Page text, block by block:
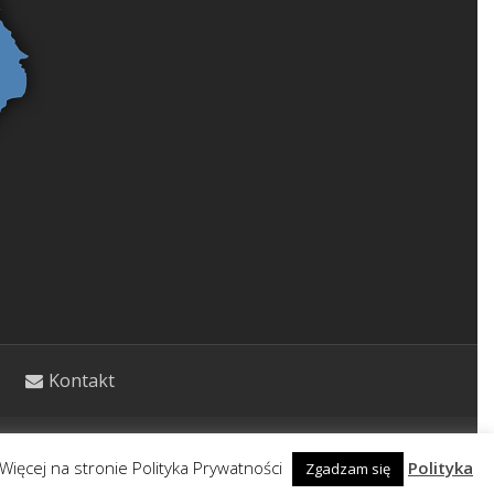
Kontakt
Wpisy nie stanowią porady lekarskiej.
na stronie Polityka Prywatności Zgadzam się
Polityka